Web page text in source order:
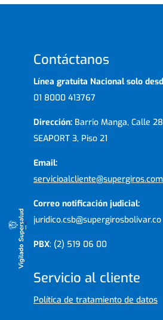
Contáctanos
Línea gratuita Nacional solo
01 8000 413767
Dirección: Barrio Manga, Calle
SEAPORT 3, Piso 21
Email:
Correo notificación judicial:
juridico.csb@supergirosbolivar.co
PBX: (2) 519 06 00
Servicio al cliente
Política de tratamiento de datos